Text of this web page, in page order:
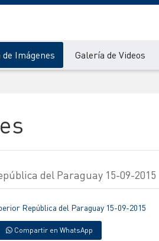
Imágenes Galería de Videos
del Paraguay 15-09-2015
República del Paraguay 15-09-2015
Compartir en WhatsApp